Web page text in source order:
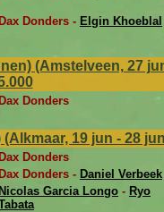
Dax Donders - Elgin Khoeblal
(Amstelveen, 27
Dax Donders
19 jun - 28
Dax Donders
Dax Donders - Daniel Verbeek
Nicolas Garcia Longo - Ryo